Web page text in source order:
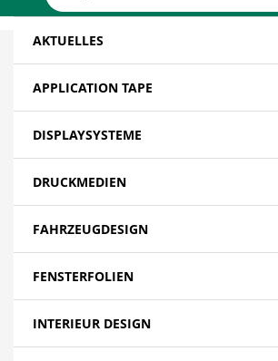
AKTUELLES
APPLICATION TAPE
DISPLAYSYSTEME
DRUCKMEDIEN
FAHRZEUGDESIGN
FENSTERFOLIEN
INTERIEUR DESIGN